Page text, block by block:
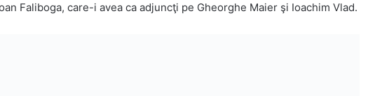
Faliboga, care-i avea ca adjuncţi pe Gheorghe Maier şi Ioachim Vlad.